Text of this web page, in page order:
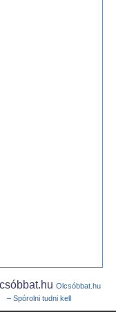
Olcsóbbat.hu
– Spórolni tudni kell